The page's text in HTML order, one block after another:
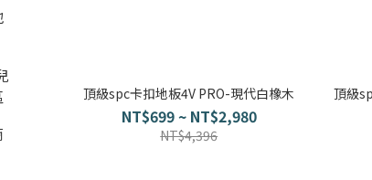
頂級spc卡扣地板4V PRO-現代白橡木
NT$699 ~ NT$2,980
NT$4,396
頂級